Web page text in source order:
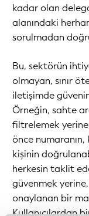
kadar olan
alanındaki
sorulmadan
Bu, sektörün
olmayan, sınır
iletişimde
Örneğin, sahte
filtrelemek
önce
kişinin
herkesin taklit
güvenmek
onaylanan bir
Kullanıcılardan